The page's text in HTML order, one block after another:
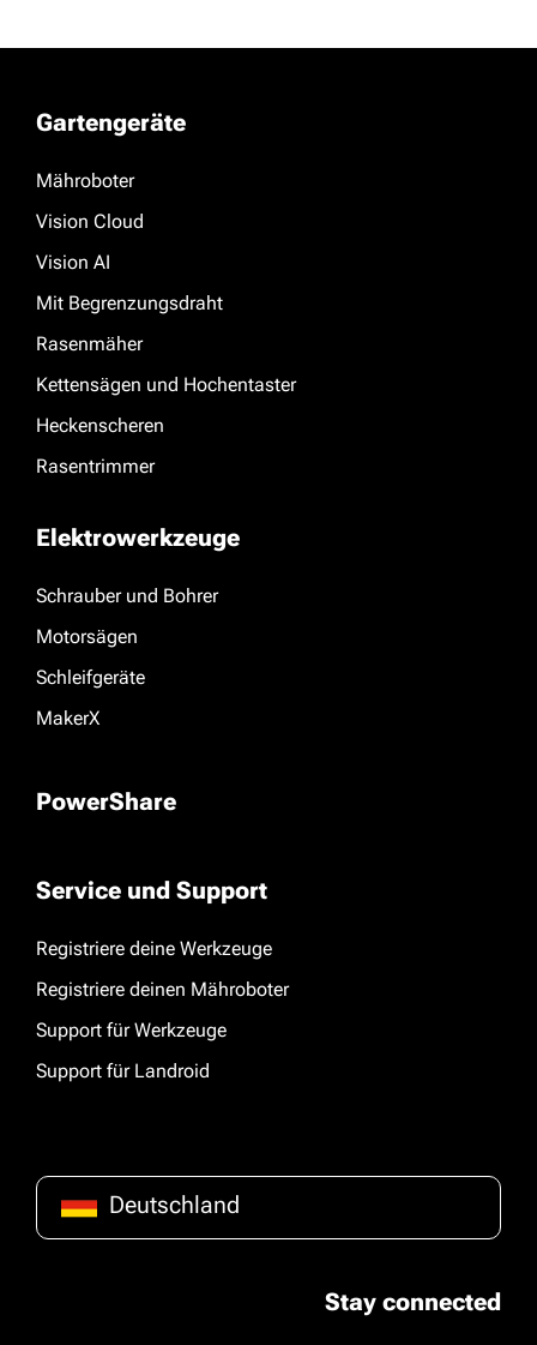
Gartengeräte
Mähroboter
Vision Cloud
Vision AI
Mit Begrenzungsdraht
Rasenmäher
Kettensägen und Hochentaster
Heckenscheren
Rasentrimmer
Elektrowerkzeuge
Schrauber und Bohrer
Motorsägen
Schleifgeräte
MakerX
PowerShare
Service und Support
Registriere deine Werkzeuge
Registriere deinen Mähroboter
Support für Werkzeuge
Support für Landroid
Deutschland
Stay connected